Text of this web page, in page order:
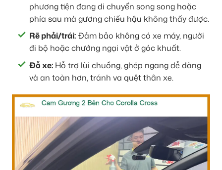
phương tiện đang di chuyển song song hoặc
phía sau mà gương chiếu hậu không thấy được.
Rẽ phải/trái:Đảm bảo không có xe máy, người
đi bộ hoặc chướng ngại vật ở góc khuất.
Đỗ xe: Hỗ trợ lùi chuồng, ghép ngang dễ dàng
và an toàn hơn, tránh va quệt thân xe.